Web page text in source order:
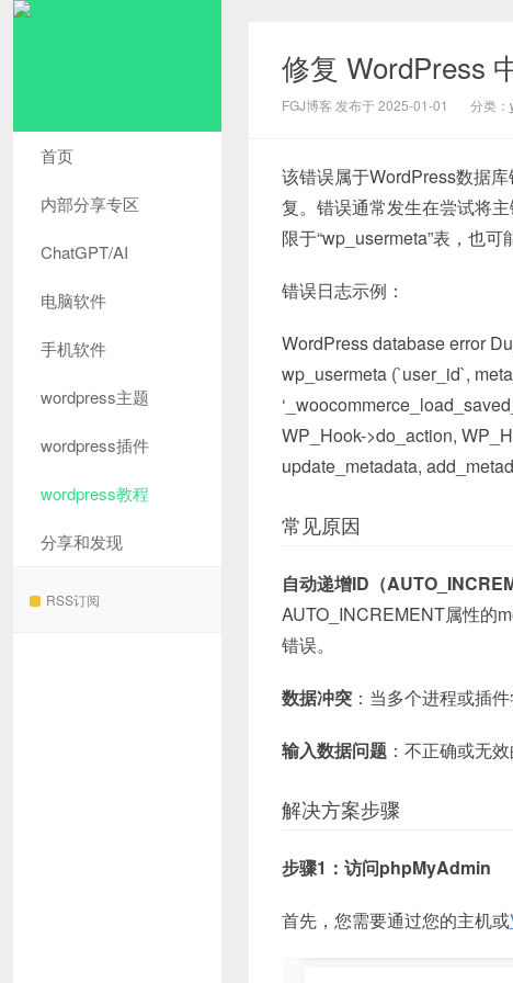
首页
内部分享专区
ChatGPT/AI
电脑软件
手机软件
wordpress主题
wordpress插件
wordpress教程
分享和发现
RSS订阅
修复 WordPress
FGJ博客 发布于 2025-01-01 分类：
该错误属于WordPress数据
复。错误通常发生在尝试将
限于“wp_usermeta”表，也可
错误日志示例：
WordPress database error
wp_usermeta (`user_id`,
WP_Hook->do_action,
update_metadata,
常见原因
自动递增ID（
AUTO_INCREMENT属性的
错误。
数据冲突 ：当多个进程或插
输入数据问题 ：不正确或无
解决方案步骤
步骤1：访问phpMyAdmin
首先，您需要通过您的主机或